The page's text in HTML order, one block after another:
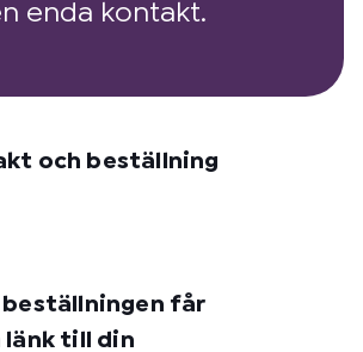
enda kontakt.
och beställning
beställningen får
länk till din